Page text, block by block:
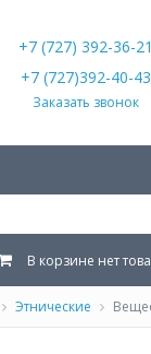
+7 (727) 392-36-21
+7 (727)392-40-43
Заказать звонок
В корзине нет
Этнические